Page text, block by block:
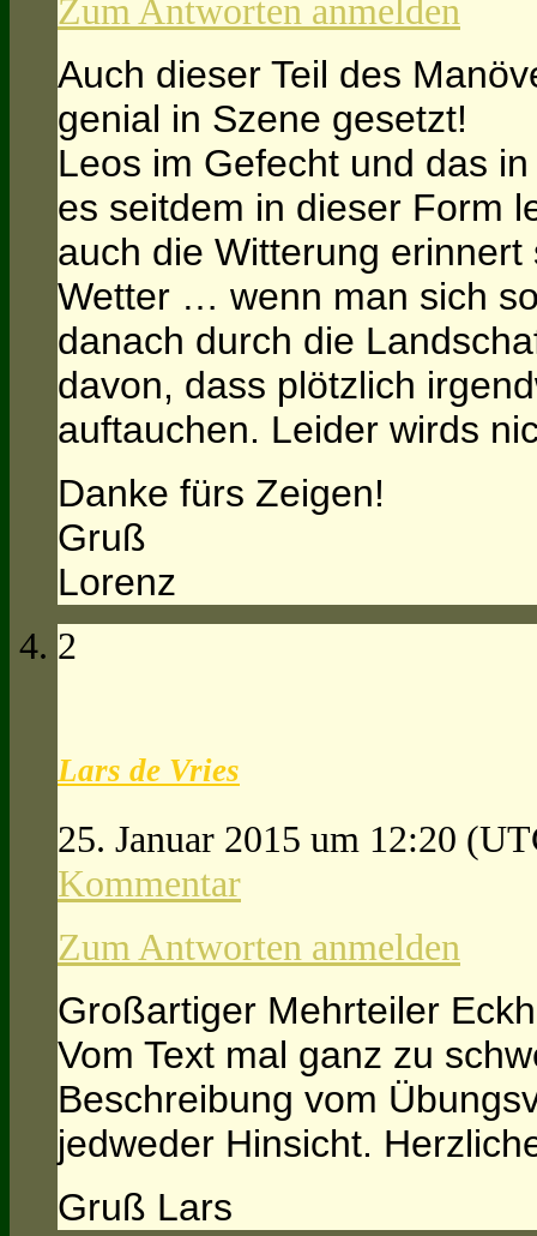
Zum Antworten anmelden
Auch dieser Teil des
genial in Szene gesetzt!
Leos im Gefecht und das
es seitdem in dieser Form
auch die Witterung
Wetter … wenn man sich
danach durch die
davon, dass plötzlich
auftauchen. Leider wirds
Danke fürs Zeigen!
Gruß
Lorenz
2
Lars de Vries
25. Januar 2015 um 12:20
Kommentar
Zum Antworten anmelden
Großartiger Mehrteiler
Vom Text mal ganz zu
Beschreibung vom
jedweder Hinsicht.
Gruß Lars